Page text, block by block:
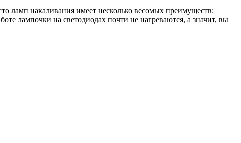
ламп накаливания имеет несколько весомых преимуществ:
лампочки на светодиодах почти не нагреваются, а значит, вы